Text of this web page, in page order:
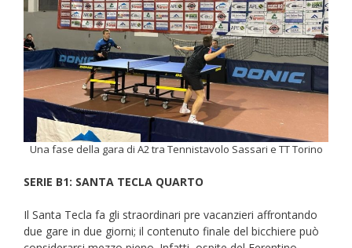
Una fase della gara di A2 tra Tennistavolo Sassari e TT Torino
SERIE B1: SANTA TECLA QUARTO
Il Santa Tecla fa gli straordinari pre vacanzieri affrontando
due gare in due giorni; il contenuto finale del bicchiere può